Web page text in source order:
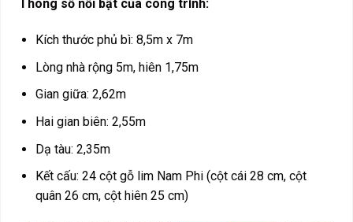
Thông số nổi bật của công trình:
Kích thước phủ bì: 8,5m x 7m
Lòng nhà rộng 5m, hiên 1,75m
Gian giữa: 2,62m
Hai gian biên: 2,55m
Dạ tàu: 2,35m
Kết cấu: 24 cột gỗ lim Nam Phi (cột cái 28 cm, cột
quân 26 cm, cột hiên 25 cm)